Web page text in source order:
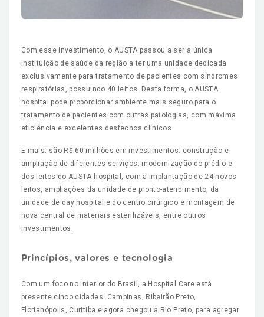
Com esse investimento, o AUSTA passou a ser a única
instituição de saúde da região a ter uma unidade dedicada
exclusivamente para tratamento de pacientes com síndromes
respiratórias, possuindo 40 leitos. Desta forma, o AUSTA
hospital pode proporcionar ambiente mais seguro para o
tratamento de pacientes com outras patologias, com máxima
eficiência e excelentes desfechos clínicos.
E mais: são R$ 60 milhões em investimentos: construção e
ampliação de diferentes serviços: modernização do prédio e
dos leitos do AUSTA hospital, com a implantação de 24 novos
leitos, ampliações da unidade de pronto-atendimento, da
unidade de day hospital e do centro cirúrgico e montagem de
nova central de materiais esterilizáveis, entre outros
investimentos.
Princípios, valores e tecnologia
Com um foco no interior do Brasil, a Hospital Care está
presente cinco cidades: Campinas, Ribeirão Preto,
Florianópolis, Curitiba e agora chegou a Rio Preto, para agregar